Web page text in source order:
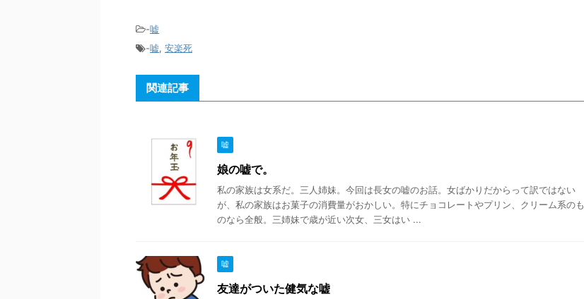
-嘘
-嘘, 安楽死
関連記事
嘘
娘の嘘で。
私の家族は女系だ。三人姉妹。今回は長女の嘘のお話。女ばかりだからって訳ではない
が、私の家族はお菓子の消費量がおかしい。特にチョコレートやプリン、クリーム系のも
のなら全般。三姉妹で歳が近い次女、三女はい ...
嘘
友達がついた健気な嘘